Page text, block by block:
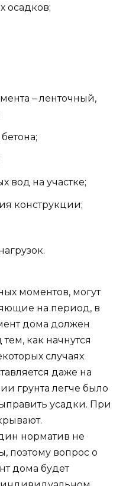
осадков;
– ленточный,
вод на участке;
конструкции;
моментов, могут
на период, в
дома должен
как начнутся
случаях
даже на
грунта легче было
усадки. При
норматив не
поэтому вопрос о
дома будет